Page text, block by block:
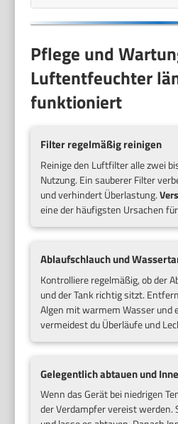
Pflege und
Luftentfeuchter
funktioniert
Filter regelmäßig reinigen
Reinige den Luftfilter alle zwei
Nutzung. Ein sauberer Filter
und verhindert Überlastung.
eine der häufigsten Ursachen
Ablaufschlauch und
Kontrolliere regelmäßig, ob der
und der Tank richtig sitzt.
Algen mit warmem Wasser und
vermeidest du Überläufe und
Gelegentlich abtauen und
Wenn das Gerät bei niedrigen
der Verdampfer vereist werden.